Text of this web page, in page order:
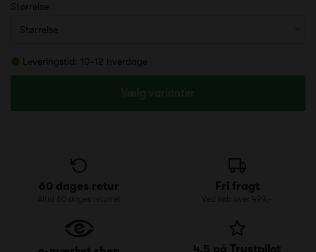
Størrelse
Leveringstid: 10-12 hverdage
Vælg varianter
60 dages retur
Altid 60 dages returret
Fri fragt
Ved køb over 499,-
4.5 på Trustpilot